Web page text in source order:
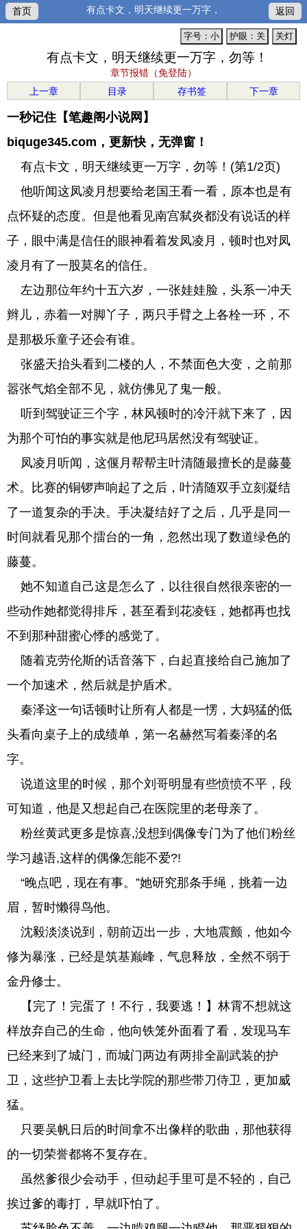
首页 有点卡文，明天继续更一万字， 返回
关灯
护眼：关
字号：小
有点卡文，明天继续更一万字，勿等！
章节报错（免登陆）
上一章
目录 存书签 下一章
一秒记住【笔趣阁小说网】
biquge345.com，更新快，无弹窗！
有点卡文，明天继续更一万字，勿等！(第1/2页)
他听闻这凤凌月想要给老国王看一看，原本也是有
点怀疑的态度。但是他看见南宫弑炎都没有说话的样
子，眼中满是信任的眼神看着发凤凌月，顿时也对凤
凌月有了一股莫名的信任。
左边那位年约十五六岁，一张娃娃脸，头系一冲天
辫儿，赤着一对脚丫子，两只手臂之上各栓一环，不
是那极乐童子还会有谁。
张盛天抬头看到二楼的人，不禁面色大变，之前那
嚣张气焰全部不见，就仿佛见了鬼一般。
听到驾驶证三个字，林风顿时的冷汗就下来了，因
为那个可怕的事实就是他尼玛居然没有驾驶证。
凤凌月听闻，这偃月帮帮主叶清随最擅长的是藤蔓
术。比赛的铜锣声响起了之后，叶清随双手立刻凝结
了一道复杂的手决。手决凝结好了之后，几乎是同一
时间就看见那个擂台的一角，忽然出现了数道绿色的
藤蔓。
她不知道自己这是怎么了，以往很自然很亲密的一
些动作她都觉得排斥，甚至看到花凌钰，她都再也找
不到那种甜蜜心悸的感觉了。
随着克劳伦斯的话音落下，白起直接给自己施加了
一个加速术，然后就是护盾术。
秦泽这一句话顿时让所有人都是一愣，大妈猛的低
头看向桌子上的成绩单，第一名赫然写着秦泽的名
字。
说道这里的时候，那个刘哥明显有些愤愤不平，段
可知道，他是又想起自己在医院里的老母亲了。
粉丝黄武更多是惊喜,没想到偶像专门为了他们粉丝
学习越语,这样的偶像怎能不爱?!
“晚点吧，现在有事。”她研究那条手绳，挑着一边
眉，暂时懒得鸟他。
沈毅淡淡说到，朝前迈出一步，大地震颤，他如今
修为暴涨，已经是筑基巅峰，气息释放，全然不弱于
金丹修士。
【完了！完蛋了！不行，我要逃！】林霄不想就这
样放弃自己的生命，他向铁笼外面看了看，发现马车
已经来到了城门，而城门两边有两排全副武装的护
卫，这些护卫看上去比学院的那些带刀侍卫，更加威
猛。
只要吴帆日后的时间拿不出像样的歌曲，那他获得
的一切荣誉都将不复存在。
虽然爹很少会动手，但动起手里可是不轻的，自己
挨过爹的毒打，早就吓怕了。